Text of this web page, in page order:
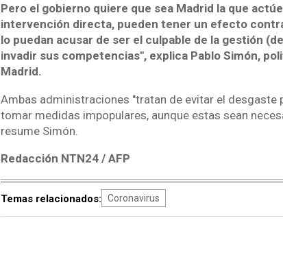
Pero el gobierno quiere que sea Madrid la que
intervención directa, pueden tener un efecto
lo puedan acusar de ser el culpable de la gestión
invadir sus competencias", explica Pablo Simón,
Madrid.
Ambas administraciones "tratan de evitar el
tomar medidas impopulares, aunque estas sean
resume Simón.
Redacción NTN24 / AFP
Temas relacionados: Coronavirus